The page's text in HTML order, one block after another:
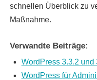
schnellen Überblick zu
Maßnahme.
Verwandte Beiträge:
WordPress 3.3.2 und
WordPress für